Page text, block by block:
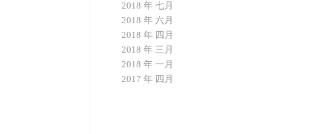
2018 年 七月
2018 年 六月
2018 年 四月
2018 年 三月
2018 年 一月
2017 年 四月